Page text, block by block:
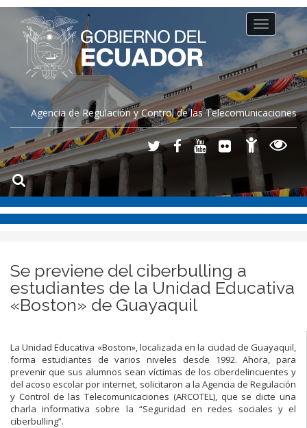
Agencia de Regulación y Control de las Telecomunicaciones
Toggle
navigation
Se previene del ciberbulling a
estudiantes de la Unidad Educativa
«Boston» de Guayaquil
La Unidad Educativa «Boston», localizada en la ciudad de Guayaquil,
forma estudiantes de varios niveles desde 1992. Ahora, para
prevenir que sus alumnos sean víctimas de los ciberdelincuentes y
del acoso escolar por internet, solicitaron a la Agencia de Regulación
y Control de las Telecomunicaciones (ARCOTEL), que se dicte una
charla informativa sobre la “Seguridad en redes sociales y el
ciberbulling”.